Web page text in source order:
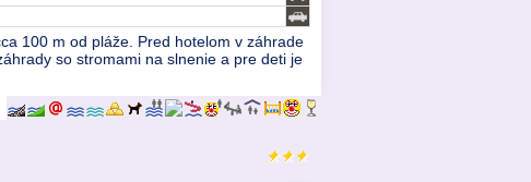
100 m od pláže. Pred hotelom v záhrade
so stromami na slnenie a pre deti je